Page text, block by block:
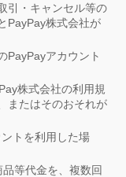
引・キャンセル等の
PayPay株式会社が
PayPayアカウント
株式会社の利用規
またはそのおそれが
トを利用した場
等代金を、複数回